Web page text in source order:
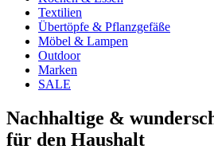
Textilien
Übertöpfe & Pflanzgefäße
Möbel & Lampen
Outdoor
Marken
SALE
Nachhaltige &
für den Haushalt